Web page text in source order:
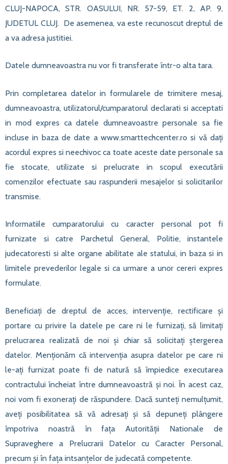
CLUJ-NAPOCA, STR. OASULUI, NR. 57-59, ET. 2, AP. 9,
JUDETUL CLUJ. De asemenea, va este recunoscut dreptul de
a va adresa justitiei.
Datele dumneavoastra nu vor fi transferate într-o alta tara.
Prin completarea datelor in formularele de trimitere mesaj,
dumneavoastra, utilizatorul/cumparatorul declarati si acceptati
in mod expres ca datele dumneavoastre personale sa fie
incluse in baza de date a www.smarttechcenter.ro si vă dați
acordul expres si neechivoc ca toate aceste date personale sa
fie stocate, utilizate si prelucrate in scopul executării
comenzilor efectuate sau raspunderii mesajelor si solicitarilor
transmise.
Informatiile cumparatorului cu caracter personal pot fi
furnizate si catre Parchetul General, Politie, instantele
judecatoresti si alte organe abilitate ale statului, in baza si in
limitele prevederilor legale si ca urmare a unor cereri expres
formulate.
Beneficiați de dreptul de acces, intervenție, rectificare și
portare cu privire la datele pe care ni le furnizați, să limitați
prelucrarea realizată de noi și chiar să solicitați ștergerea
datelor. Menționăm că intervenția asupra datelor pe care ni
le-ați furnizat poate fi de natură să împiedice executarea
contractului încheiat între dumneavoastră și noi. În acest caz,
noi vom fi exonerați de răspundere. Dacă sunteți nemulțumit,
aveți posibilitatea să vă adresați și să depuneți plângere
împotriva noastră în fața Autorității Nationale de
Supraveghere a Prelucrarii Datelor cu Caracter Personal,
precum și în fața intsanțelor de judecată competente.